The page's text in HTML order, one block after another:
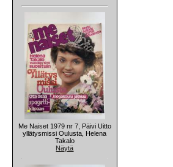
Me Naiset 1979 nr 7, Päivi Uitto
yllätysmissi Oulusta, Helena
Takalo
Näytä